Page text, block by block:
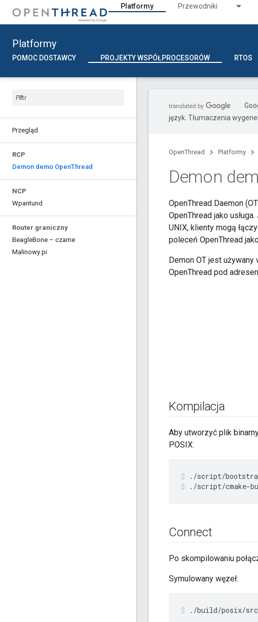
Platformy Przewodniki
Platformy
POMOC DOSTAWCY PROJEKTY WSPÓŁPROCESORÓW RTOS
Przegląd
RCP
Demon demo OpenThread
NCP
Wpantund
Router graniczny
BeagleBone – czarne
Malinowy pi
język. Tłumaczenia
OpenThread Platformy
Demon
OpenThread Daemon
OpenThread jako
UNIX, klienty mogą
poleceń OpenThread
Demon OT jest
OpenThread pod
Kompilacja
Aby utworzyć plik
POSIX:
./script/
./script/cmake-
Connect
Po skompilowaniu
Symulowany węzeł:
./build/posix/